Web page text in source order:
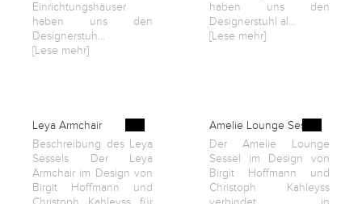
Einrichtungshäuser
haben uns den
Designerstuh...
[Lese mehr]
haben uns den
Designerstuhl al...
[Lese mehr]
Leya Armchair
Beschreibung des Leya
Sessels Der Leya
Armchair im Design von
Birgit Hoffmann und
Amelie Lounge Sessel
Der Amelie Lounge
Sessel im Design von
Birgit Hoffmann und
Christoph Kahleyss